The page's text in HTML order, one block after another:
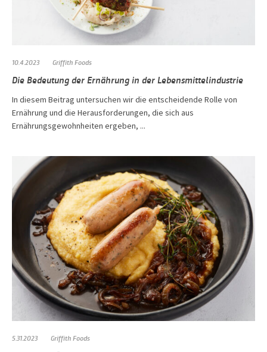
10.4.2023 Griffith Foods
Die Bedeutung der Ernährung in der Lebensmittelindustrie
In diesem Beitrag untersuchen wir die entscheidende Rolle von
Ernährung und die Herausforderungen, die sich aus
Ernährungsgewohnheiten ergeben, ...
5.31.2023 Griffith Foods